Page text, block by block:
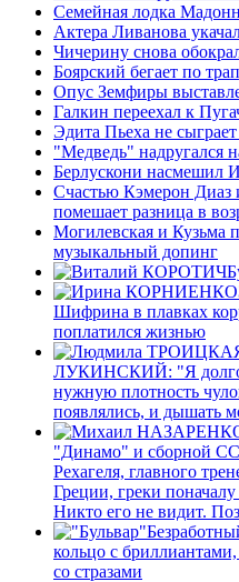
Семейная лодка
Актера Ливанова
Чичерину снова
Боярский бегает по
Опус Земфиры
Галкин переехал к
Эдита Пьеха не
"Медведь" надругался
Берлускони насмешил
Счастью Кэмерон Диаз
помешает разница в
Могилевская и Кузьма
музыкальный допинг
Шифрина в плавках
поплатился жизнью
ЛУКИНСКИЙ: "Я долго
нужную плотность
появлялись, и дышать
"Динамо" и сборной
Рехагеля, главного
Греции, греки
Никто его не видит.
кольцо с
со стразами